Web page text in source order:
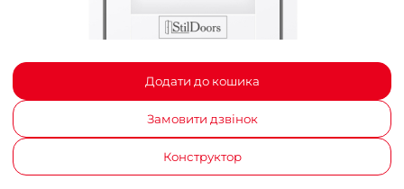
Додати до кошика
Замовити дзвінок
Конструктор